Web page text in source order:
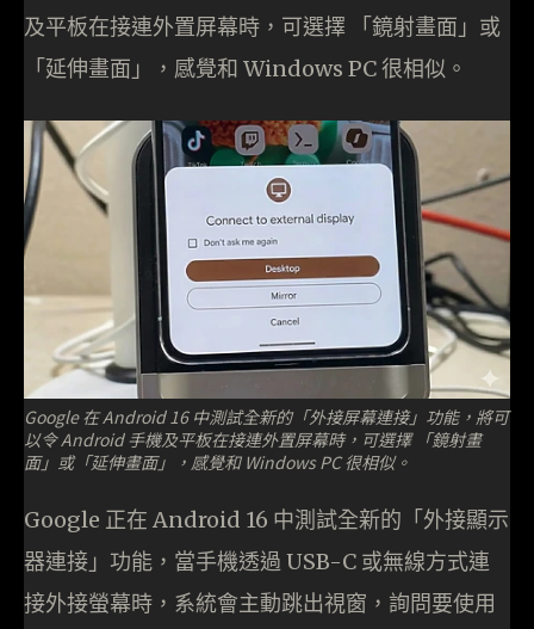
及平板在接連外置屏幕時，可選擇 「鏡射畫面」或
「延伸畫面」，感覺和 Windows PC 很相似。
Google 在 Android 16 中測試全新的「外接屏幕連接」功能，將可
以令 Android 手機及平板在接連外置屏幕時，可選擇 「鏡射畫
面」或「延伸畫面」，感覺和 Windows PC 很相似。
Google 正在 Android 16 中測試全新的「外接顯示
器連接」功能，當手機透過 USB-C 或無線方式連
接外接螢幕時，系統會主動跳出視窗，詢問要使用